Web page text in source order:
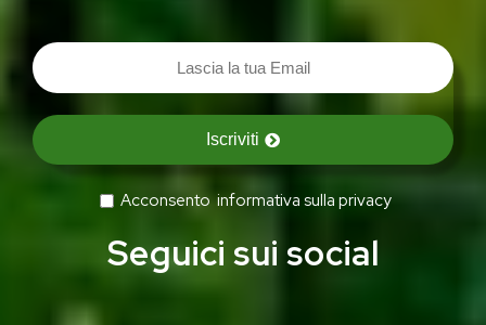
Iscriviti
Acconsentoinformativa sulla privacy
Seguici sui social